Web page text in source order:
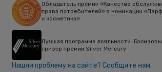
Обладатель премии «Качество
права потребителей» в номинации
и косметика»
Лучшая программа лояльности.
призер премии Silver Mercury
Нашли проблему на сайте? Сообщите нам.